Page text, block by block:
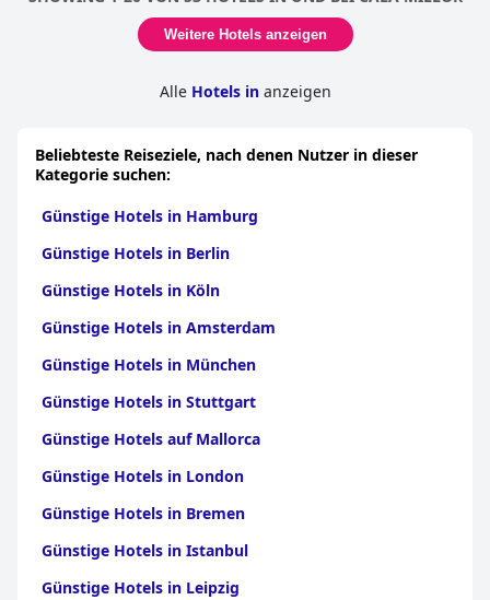
Weitere Hotels anzeigen
Alle Hotels in anzeigen
Beliebteste Reiseziele, nach denen Nutzer in dieser
Kategorie suchen:
Günstige Hotels in Hamburg
Günstige Hotels in Berlin
Günstige Hotels in Köln
Günstige Hotels in Amsterdam
Günstige Hotels in München
Günstige Hotels in Stuttgart
Günstige Hotels auf Mallorca
Günstige Hotels in London
Günstige Hotels in Bremen
Günstige Hotels in Istanbul
Günstige Hotels in Leipzig